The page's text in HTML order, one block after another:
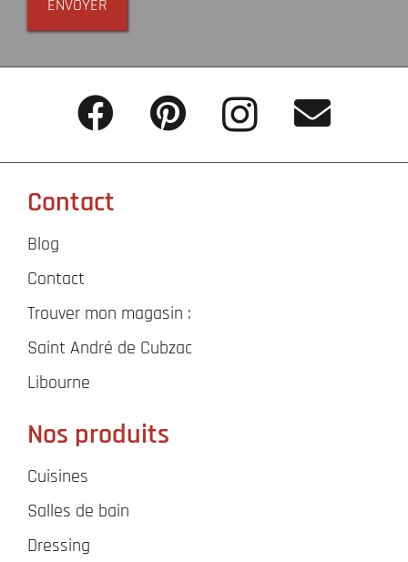
ENVOYER
Contact
Blog
Contact
Trouver mon magasin :
Saint André de Cubzac
Libourne
Nos produits
Cuisines
Salles de bain
Dressing